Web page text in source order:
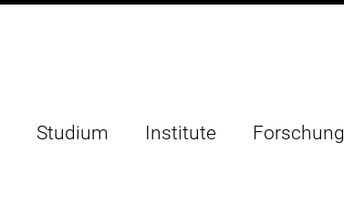
Studium Institute Forschung